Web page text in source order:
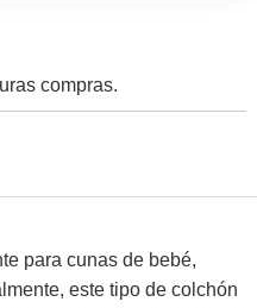
compras.
para cunas de bebé,
este tipo de colchón